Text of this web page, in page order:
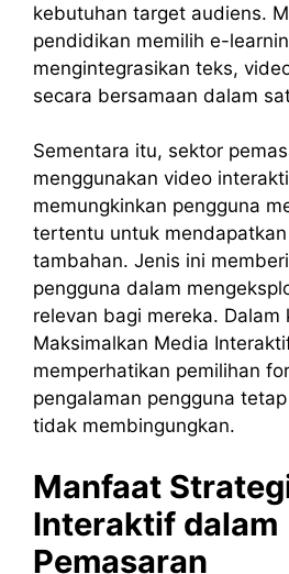
kebutuhan target audiens.
pendidikan memilih e-
mengintegrasikan teks,
secara bersamaan dalam
Sementara itu, sektor
menggunakan video
memungkinkan pengguna
tertentu untuk
tambahan. Jenis ini
pengguna dalam
relevan bagi mereka. Dalam
Maksimalkan Media
memperhatikan pemilihan
pengalaman pengguna
tidak membingungkan.
Manfaat
Interaktif dalam
Pemasaran